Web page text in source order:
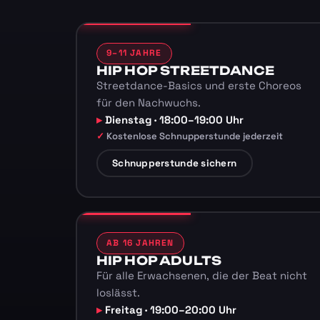
9–11 JAHRE
HIP HOP STREETDANCE
Streetdance-Basics und erste Choreos
für den Nachwuchs.
Dienstag · 18:00–19:00 Uhr
Kostenlose Schnupperstunde jederzeit
Schnupperstunde sichern
AB 16 JAHREN
HIP HOP ADULTS
Für alle Erwachsenen, die der Beat nicht
loslässt.
Freitag · 19:00–20:00 Uhr